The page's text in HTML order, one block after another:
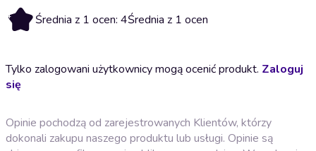
4 Średnia z 1 ocen: 4Średnia z 1 ocen
Tylko zalogowani użytkownicy mogą ocenić produkt. Zaloguj
się
Opinie pochodzą od zarejestrowanych Klientów, którzy
dokonali zakupu naszego produktu lub usługi. Opinie są